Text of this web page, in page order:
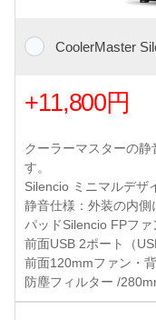
CoolerMaster
+11,800円
クーラーマスターの
す。
Silencio ミニマルデザ
静音仕様：外装の内
パッドSilencio FPファ
前面USB 2ポート（
前面120mmファン・
防塵フィルター /